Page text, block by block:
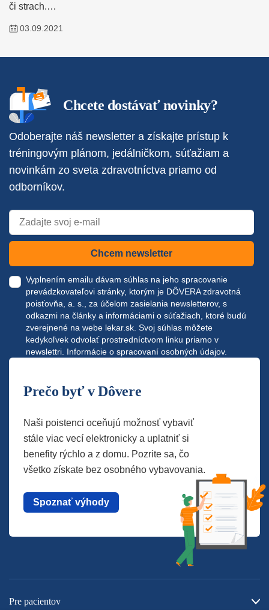
či strach.…
03.09.2021
Chcete dostávať novinky?
Odoberajte náš newsletter a získajte prístup k
tréningovým plánom, jedálničkom, súťažiam a
novinkám zo sveta zdravotníctva priamo od
odborníkov.
Chcem newsletter
Vyplnením emailu dávam súhlas na jeho spracovanie
prevádzkovateľovi stránky, ktorým je DÔVERA zdravotná
poisťovňa, a. s., za účelom zasielania newsletterov, s
odkazmi na články a informáciami o súťažiach, ktoré budú
zverejnené na webe lekar.sk . Svoj súhlas môžete
kedykoľvek odvolať prostredníctvom linku priamo v
newslettri. Informácie o spracovaní osobných údajov.
Prečo byť v Dôvere
Naši poistenci oceňujú možnosť vybaviť
stále viac vecí elektronicky a uplatniť si
benefity rýchlo a z domu. Pozrite sa, čo
všetko získate bez osobného vybavovania.
Spoznať výhody
Pre pacientov